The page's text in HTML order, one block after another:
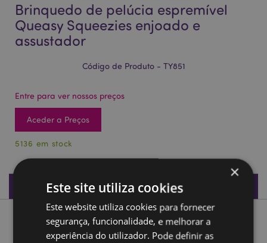
Brinquedo de pelúcia espremível
Queasy Squeezies enjoado e
assustador
Código de Produto - TY851
Entre para ver nossos preços
Aceder a Preços
5136 em stock
Especificações do Produto
Descrição do Produto
×
Este site utiliza cookies
Este website utiliza cookies para fornecer
segurança, funcionalidade, e melhorar a
experiência do utilizador. Pode definir as